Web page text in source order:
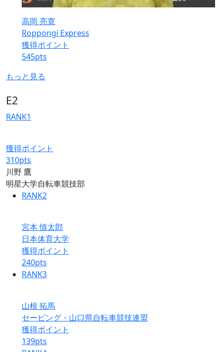
高岡 亮寛
Roppongi Express
獲得ポイント
545pts
もっと見る
E2
RANK1
獲得ポイント
310pts
川野 鷹
明星大学自転車競技部
RANK2
宮本 慎太郎
日本体育大学
獲得ポイント
240pts
RANK3
山根 拓馬
セービング・山口県自転車競技連盟
獲得ポイント
139pts